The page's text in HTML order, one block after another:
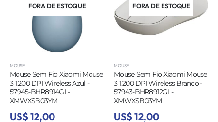
FORA DE ESTOQUE
MOUSE
Mouse Sem Fio Xiaomi Mouse
3 1.200 DPI Wireless Azul -
57945-BHR8914GL-
XMWXSB03YM
US$ 12,00
FORA DE ESTOQUE
MOUSE
Mouse Sem Fio Xiaomi Mouse
3 1.200 DPI Wireless Branco -
57943-BHR8912GL-
XMWXSB03YM
US$ 12,00